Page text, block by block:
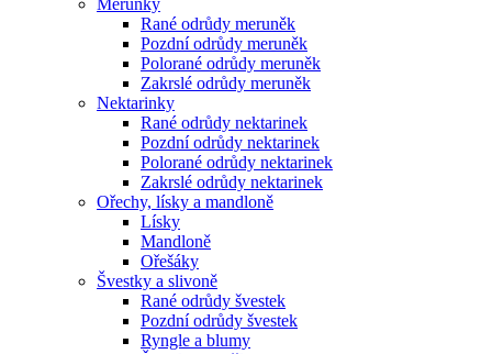
Meruňky
Rané odrůdy meruněk
Pozdní odrůdy meruněk
Polorané odrůdy meruněk
Zakrslé odrůdy meruněk
Nektarinky
Rané odrůdy nektarinek
Pozdní odrůdy nektarinek
Polorané odrůdy nektarinek
Zakrslé odrůdy nektarinek
Ořechy, lísky a mandloně
Lísky
Mandloně
Ořešáky
Švestky a slivoně
Rané odrůdy švestek
Pozdní odrůdy švestek
Ryngle a blumy